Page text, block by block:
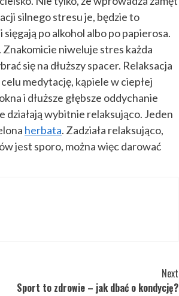
silnego stresu je, będzie to
po alkohol albo po papierosa.
Znakomicie niweluje stres każda
się na dłuższy spacer. Relaksacja
medytację, kąpiele w ciepłej
i dłuższe głębsze oddychanie
działają wybitnie relaksująco. Jeden
herbata. Zadziała relaksująco,
jest sporo, można więc darować
Next
Sport to zdrowie – jak dbać o kondycję?